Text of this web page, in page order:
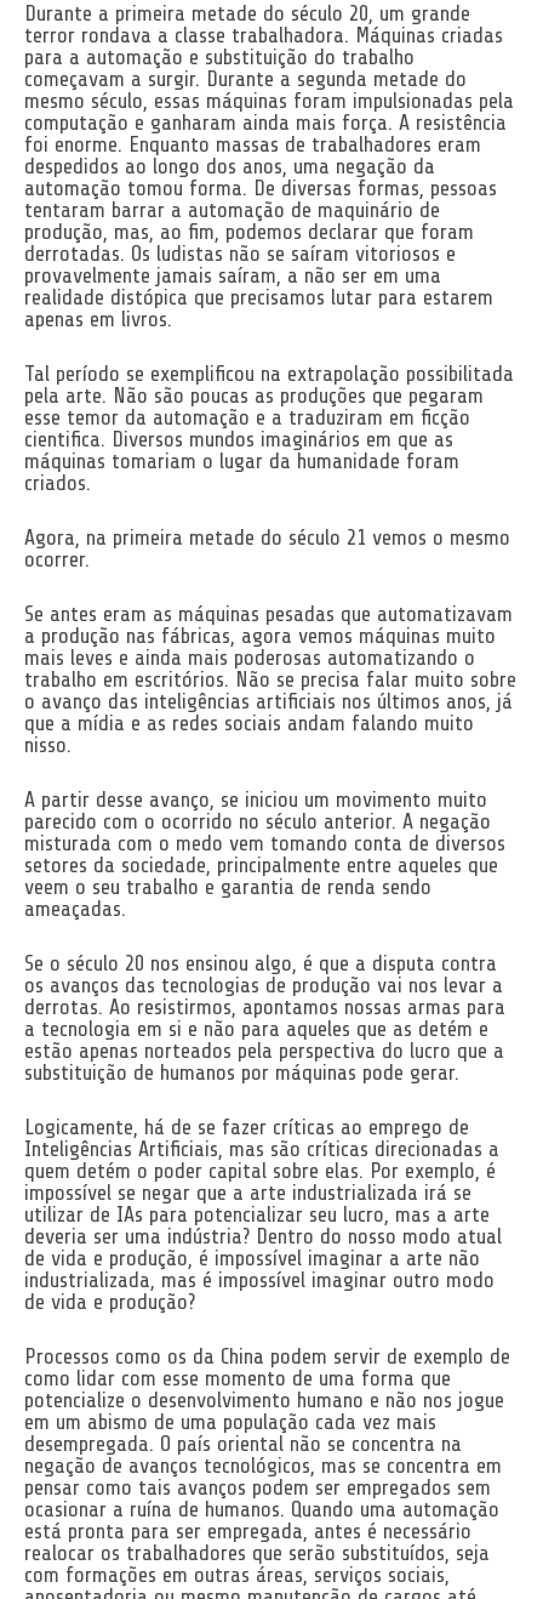
Durante a primeira metade do século 20, um grande
terror rondava a classe trabalhadora. Máquinas criadas
para a automação e substituição do trabalho
começavam a surgir. Durante a segunda metade do
mesmo século, essas máquinas foram impulsionadas pela
computação e ganharam ainda mais força. A resistência
foi enorme. Enquanto massas de trabalhadores eram
despedidos ao longo dos anos, uma negação da
automação tomou forma. De diversas formas, pessoas
tentaram barrar a automação de maquinário de
produção, mas, ao fim, podemos declarar que foram
derrotadas. Os ludistas não se saíram vitoriosos e
provavelmente jamais saíram, a não ser em uma
realidade distópica que precisamos lutar para estarem
apenas em livros.
Tal período se exemplificou na extrapolação possibilitada
pela arte. Não são poucas as produções que pegaram
esse temor da automação e a traduziram em ficção
cientifica. Diversos mundos imaginários em que as
máquinas tomariam o lugar da humanidade foram
criados.
Agora, na primeira metade do século 21 vemos o mesmo
ocorrer.
Se antes eram as máquinas pesadas que automatizavam
a produção nas fábricas, agora vemos máquinas muito
mais leves e ainda mais poderosas automatizando o
trabalho em escritórios. Não se precisa falar muito sobre
o avanço das inteligências artificiais nos últimos anos, já
que a mídia e as redes sociais andam falando muito
nisso.
A partir desse avanço, se iniciou um movimento muito
parecido com o ocorrido no século anterior. A negação
misturada com o medo vem tomando conta de diversos
setores da sociedade, principalmente entre aqueles que
veem o seu trabalho e garantia de renda sendo
ameaçadas.
Se o século 20 nos ensinou algo, é que a disputa contra
os avanços das tecnologias de produção vai nos levar a
derrotas. Ao resistirmos, apontamos nossas armas para
a tecnologia em si e não para aqueles que as detém e
estão apenas norteados pela perspectiva do lucro que a
substituição de humanos por máquinas pode gerar.
Logicamente, há de se fazer críticas ao emprego de
Inteligências Artificiais, mas são críticas direcionadas a
quem detém o poder capital sobre elas. Por exemplo, é
impossível se negar que a arte industrializada irá se
utilizar de IAs para potencializar seu lucro, mas a arte
deveria ser uma indústria? Dentro do nosso modo atual
de vida e produção, é impossível imaginar a arte não
industrializada, mas é impossível imaginar outro modo
de vida e produção?
Processos como os da China podem servir de exemplo de
como lidar com esse momento de uma forma que
potencialize o desenvolvimento humano e não nos jogue
em um abismo de uma população cada vez mais
desempregada. O país oriental não se concentra na
negação de avanços tecnológicos, mas se concentra em
pensar como tais avanços podem ser empregados sem
ocasionar a ruína de humanos. Quando uma automação
está pronta para ser empregada, antes é necessário
realocar os trabalhadores que serão substituídos, seja
com formações em outras áreas, serviços sociais,